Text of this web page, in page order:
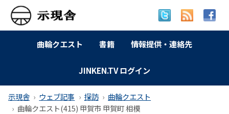
曲輪クエスト 書籍 情報提供・連絡先
JINKEN.TV ログイン
示現舎 ウェブ記事 探訪
曲輪クエスト
曲輪クエスト(415) 甲賀市 甲賀町 相模